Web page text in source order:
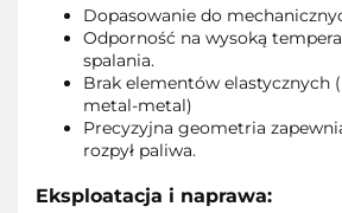
Dopasowanie do
Odporność na wysoką
spalania.
Brak elementów elastycznych
metal-metal)
Precyzyjna geometria
rozpył paliwa.
Eksploatacja i naprawa: